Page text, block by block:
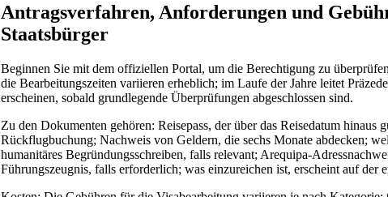
Antragsverfahren, Anforderungen und
Staatsbürger
Beginnen Sie mit dem offiziellen Portal, um die Berechtigung zu
die Bearbeitungszeiten variieren erheblich; im Laufe der Jahre leitet
erscheinen, sobald grundlegende Überprüfungen abgeschlossen sind.
Zu den Dokumenten gehören: Reisepass, der über das Reisedatum hinaus
Rückflugbuchung; Nachweis von Geldern, die sechs Monate abdecken;
humanitäres Begründungsschreiben, falls relevant; Arequipa-
Führungszeugnis, falls erforderlich; was einzureichen ist, erscheint auf der